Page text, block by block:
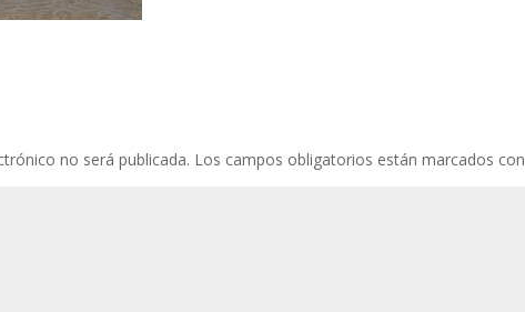
no será publicada. Los campos obligatorios están marcados con